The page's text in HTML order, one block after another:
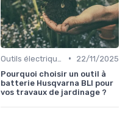
•
22/11/2025
Pourquoi choisir un outil à
batterie Husqvarna BLI pour
vos travaux de jardinage ?